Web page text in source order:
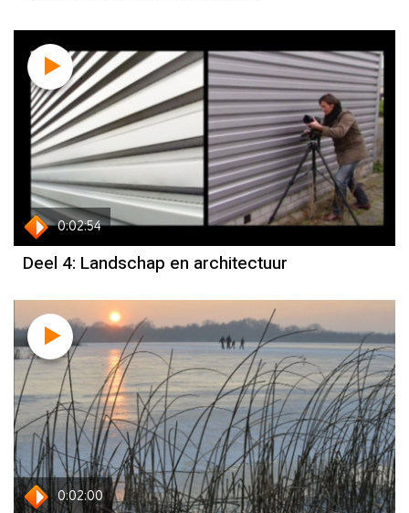
0:02:54
Deel 4: Landschap en architectuur
0:02:00